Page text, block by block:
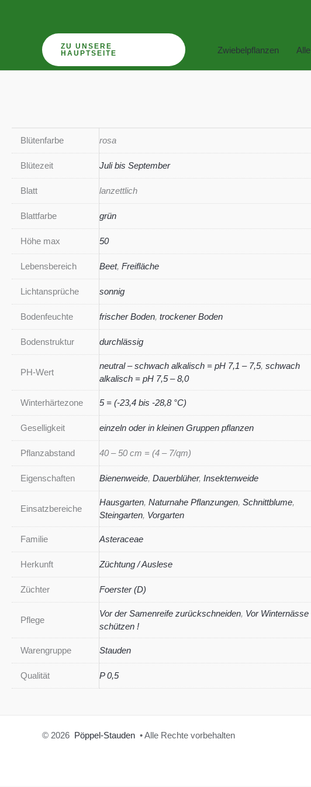
ZU UNSERE
HAUPTSEITE
Zwiebelpflanzen Alle
Blütenfarbe rosa
Blütezeit Juli bis September
Blatt lanzettlich
Blattfarbe grün
Höhe max 50
Lebensbereich Beet, Freifläche
Lichtansprüche sonnig
Bodenfeuchte frischer Boden, trockener Boden
Bodenstruktur durchlässig
PH-Wert
neutral – schwach alkalisch = pH 7,1 – 7,5, schwach
alkalisch = pH 7,5 – 8,0
Winterhärtezone 5 = (-23,4 bis -28,8 °C)
Geselligkeit einzeln oder in kleinen Gruppen pflanzen
Pflanzabstand 40 – 50 cm = (4 – 7/qm)
Eigenschaften Bienenweide, Dauerblüher, Insektenweide
Einsatzbereiche
Hausgarten, Naturnahe Pflanzungen, Schnittblume,
Steingarten, Vorgarten
Familie Asteraceae
Herkunft Züchtung / Auslese
Züchter Foerster (D)
Pflege
Vor der Samenreife zurückschneiden, Vor Winternässe
schützen !
Warengruppe Stauden
Qualität P 0,5
© 2026 Pöppel-Stauden • Alle Rechte vorbehalten